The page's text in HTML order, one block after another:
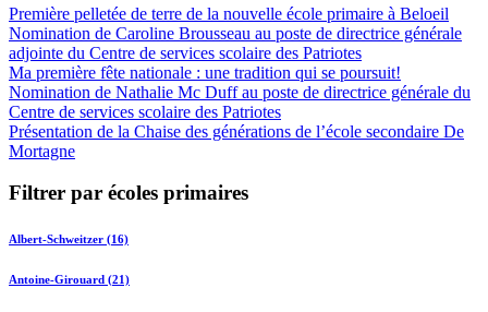
Première pelletée de terre de la nouvelle école primaire à Beloeil
Nomination de Caroline Brousseau au poste de directrice générale
adjointe du Centre de services scolaire des Patriotes
Ma première fête nationale : une tradition qui se poursuit!
Nomination de Nathalie Mc Duff au poste de directrice générale du
Centre de services scolaire des Patriotes
Présentation de la Chaise des générations de l’école secondaire De
Mortagne
Filtrer par écoles primaires
Albert-Schweitzer (16)
Antoine-Girouard (21)